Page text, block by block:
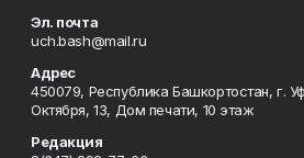
Эл. почта
uch.bash@mail.ru
Адрес
450079, Республика Башкортостан, г.
Октября, 13, Дом печати, 10 этаж
Редакция